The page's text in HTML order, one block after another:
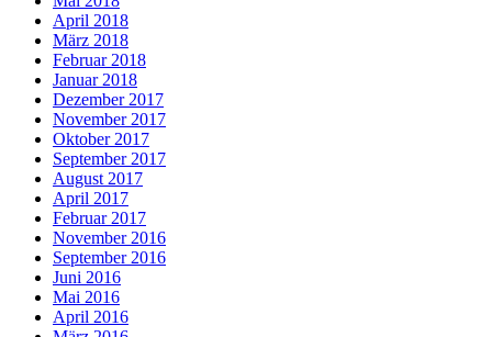
April 2018
März 2018
Februar 2018
Januar 2018
Dezember 2017
November 2017
Oktober 2017
September 2017
August 2017
April 2017
Februar 2017
November 2016
September 2016
Juni 2016
Mai 2016
April 2016